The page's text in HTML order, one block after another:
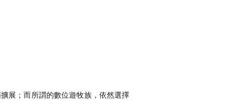
展；而所謂的數位遊牧族，依然選擇